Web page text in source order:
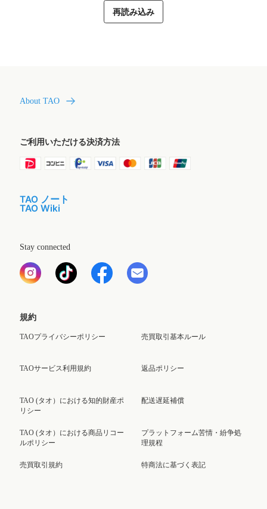
再読み込み
About TAO
ご利用いただける決済方法
TAO ノート
TAO Wiki
Stay connected
規約
TAOプライバシーポリシー
TAOサービス利用規約
TAO (タオ）における知的財産ポ
リシー
TAO (タオ）における商品リコー
ルポリシー
売買取引規約
売買取引基本ルール
返品ポリシー
配送遅延補償
プラットフォーム苦情・紛争処
理規程
特商法に基づく表記